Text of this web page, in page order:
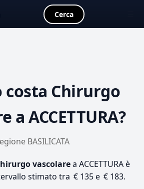
Cerca
costa Chirurgo
a ACCETTURA?
BASILICATA
vascolarea ACCETTURA è
stimato tra € 135 e € 183.